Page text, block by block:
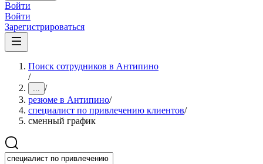
Войти
Войти
Зарегистрироваться
Поиск сотрудников в Антипино
/
... /
резюме в Антипино/
специалист по привлечению клиентов/
сменный график